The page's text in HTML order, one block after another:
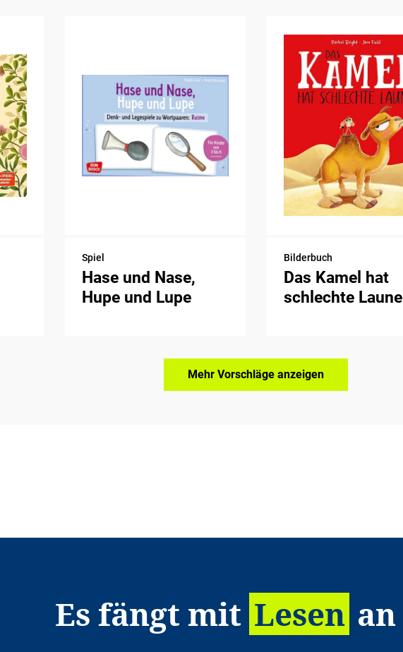
Spiel
Hase und Nase,
Hupe und Lupe
Bilderbuch
Das Kamel hat
schlechte Laune
Mehr Vorschläge anzeigen
Es fängt mit Lesen an